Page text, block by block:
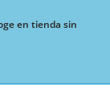
en tienda sin